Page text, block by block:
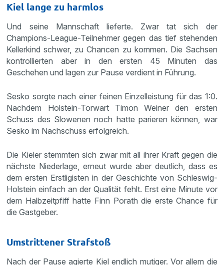
Kiel lange zu harmlos
Und seine Mannschaft lieferte. Zwar tat sich der
Champions-League-Teilnehmer gegen das tief stehenden
Kellerkind schwer, zu Chancen zu kommen. Die Sachsen
kontrollierten aber in den ersten 45 Minuten das
Geschehen und lagen zur Pause verdient in Führung.
Sesko sorgte nach einer feinen Einzelleistung für das 1:0.
Nachdem Holstein-Torwart Timon Weiner den ersten
Schuss des Slowenen noch hatte parieren können, war
Sesko im Nachschuss erfolgreich.
Die Kieler stemmten sich zwar mit all ihrer Kraft gegen die
nächste Niederlage, erneut wurde aber deutlich, dass es
dem ersten Erstligisten in der Geschichte von Schleswig-
Holstein einfach an der Qualität fehlt. Erst eine Minute vor
dem Halbzeitpfiff hatte Finn Porath die erste Chance für
die Gastgeber.
Umstrittener Strafstoß
Nach der Pause agierte Kiel endlich mutiger. Vor allem die